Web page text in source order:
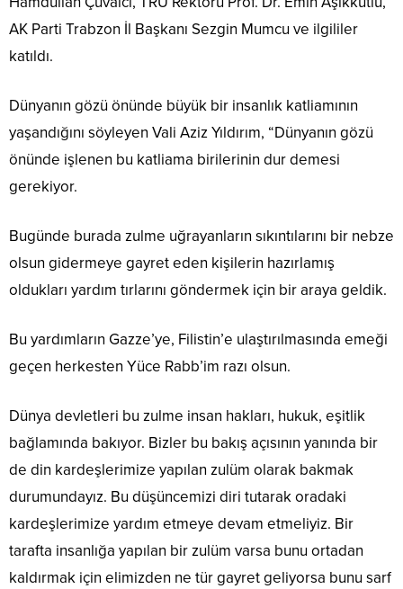
AK Parti Trabzon İl Başkanı Sezgin Mumcu ve ilgililer
katıldı.
Dünyanın gözü önünde büyük bir insanlık katliamının
yaşandığını söyleyen Vali Aziz Yıldırım, “Dünyanın gözü
önünde işlenen bu katliama birilerinin dur demesi
gerekiyor.
Bugünde burada zulme uğrayanların sıkıntılarını bir nebze
olsun gidermeye gayret eden kişilerin hazırlamış
oldukları yardım tırlarını göndermek için bir araya geldik.
Bu yardımların Gazze’ye, Filistin’e ulaştırılmasında emeği
geçen herkesten Yüce Rabb’im razı olsun.
Dünya devletleri bu zulme insan hakları, hukuk, eşitlik
bağlamında bakıyor. Bizler bu bakış açısının yanında bir
de din kardeşlerimize yapılan zulüm olarak bakmak
durumundayız. Bu düşüncemizi diri tutarak oradaki
kardeşlerimize yardım etmeye devam etmeliyiz. Bir
tarafta insanlığa yapılan bir zulüm varsa bunu ortadan
kaldırmak için elimizden ne tür gayret geliyorsa bunu sarf